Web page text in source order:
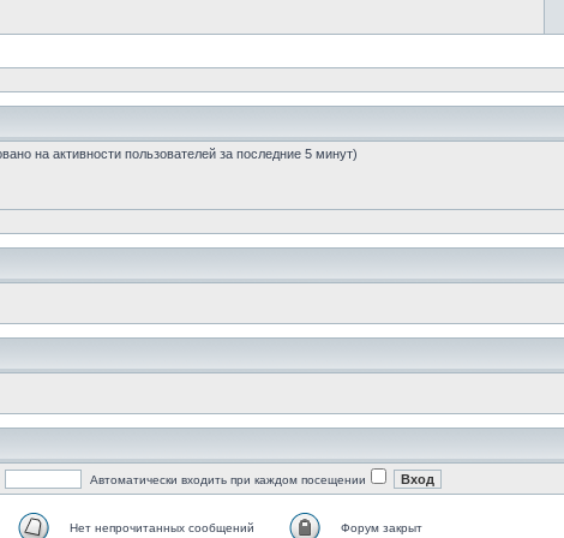
на активности пользователей за последние 5 минут)
Автоматически входить при каждом посещении
Нет непрочитанных сообщений Форум закрыт